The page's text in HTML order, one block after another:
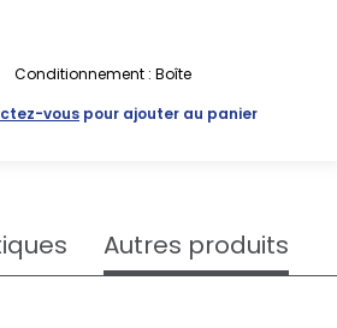
Conditionnement : Boîte
vouspour ajouter au panier
Autres produits